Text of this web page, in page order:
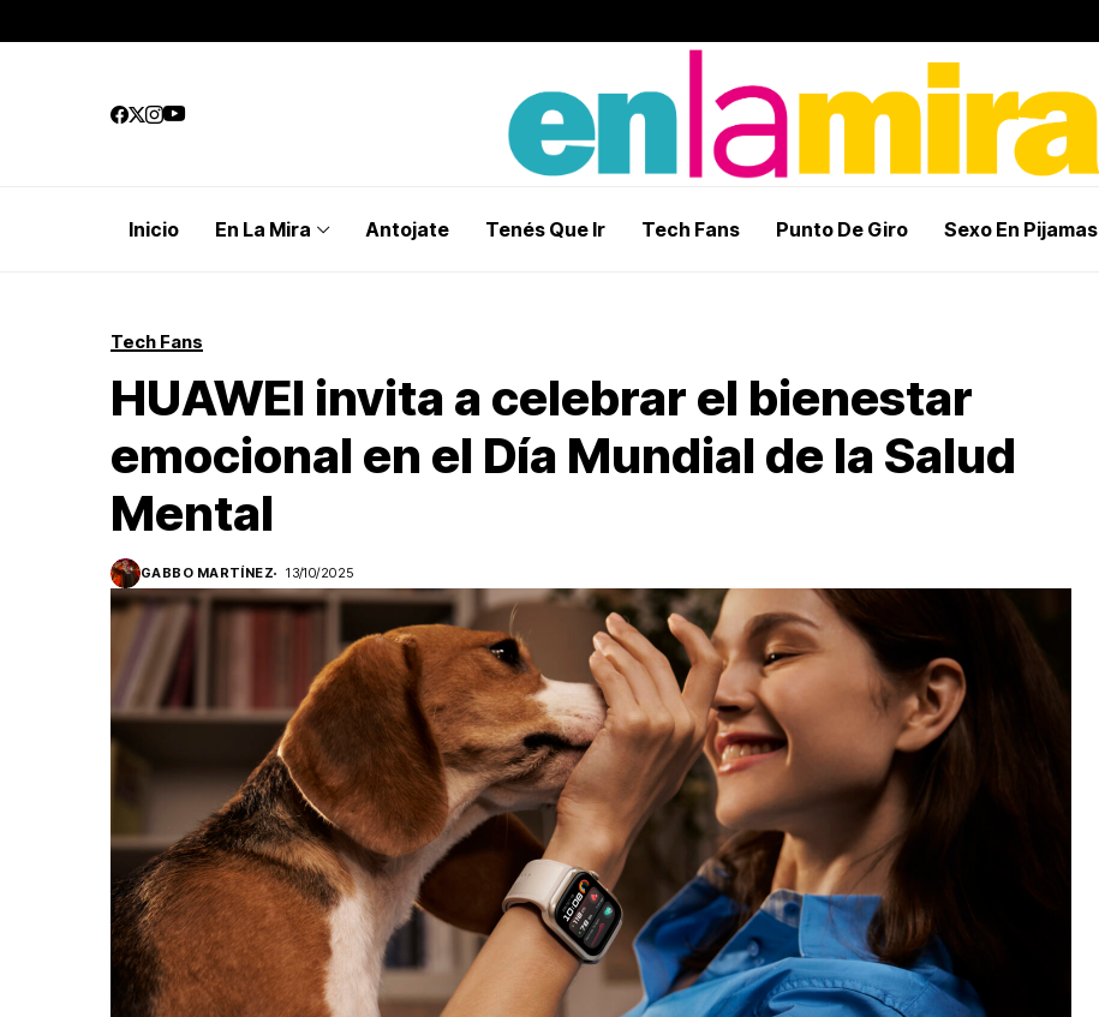
Inicio En La Mira Antojate Tenés Que Ir Tech Fans Punto De Giro Sexo En Pijamas
Tech Fans
HUAWEI invita a celebrar el bienestar
emocional en el Día Mundial de la Salud
Mental
GABBO MARTÍNEZ 13/10/2025